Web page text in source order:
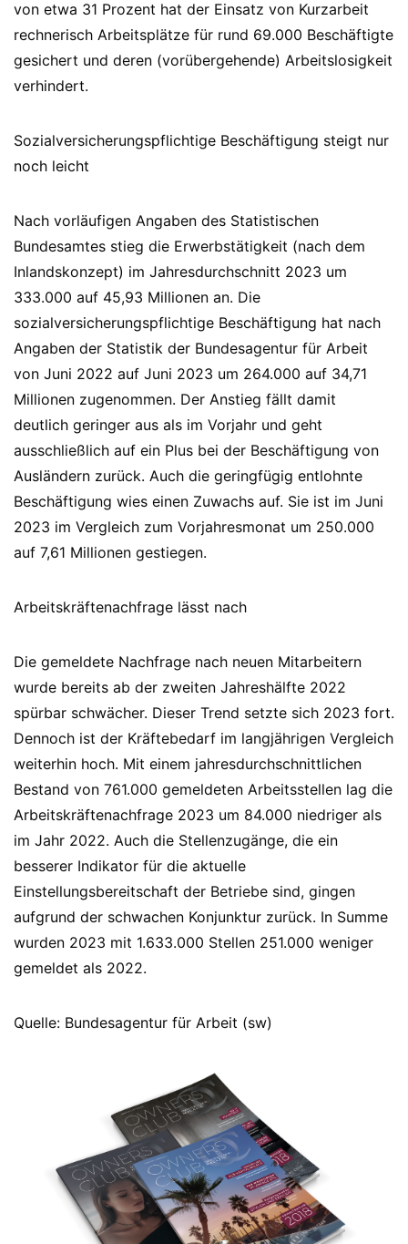
von etwa 31 Prozent hat der Einsatz von Kurzarbeit
rechnerisch Arbeitsplätze für rund 69.000 Beschäftigte
gesichert und deren (vorübergehende) Arbeitslosigkeit
verhindert.
Sozialversicherungspflichtige Beschäftigung steigt nur
noch leicht
Nach vorläufigen Angaben des Statistischen
Bundesamtes stieg die Erwerbstätigkeit (nach dem
Inlandskonzept) im Jahresdurchschnitt 2023 um
333.000 auf 45,93 Millionen an. Die
sozialversicherungspflichtige Beschäftigung hat nach
Angaben der Statistik der Bundesagentur für Arbeit
von Juni 2022 auf Juni 2023 um 264.000 auf 34,71
Millionen zugenommen. Der Anstieg fällt damit
deutlich geringer aus als im Vorjahr und geht
ausschließlich auf ein Plus bei der Beschäftigung von
Ausländern zurück. Auch die geringfügig entlohnte
Beschäftigung wies einen Zuwachs auf. Sie ist im Juni
2023 im Vergleich zum Vorjahresmonat um 250.000
auf 7,61 Millionen gestiegen.
Arbeitskräftenachfrage lässt nach
Die gemeldete Nachfrage nach neuen Mitarbeitern
wurde bereits ab der zweiten Jahreshälfte 2022
spürbar schwächer. Dieser Trend setzte sich 2023 fort.
Dennoch ist der Kräftebedarf im langjährigen Vergleich
weiterhin hoch. Mit einem jahresdurchschnittlichen
Bestand von 761.000 gemeldeten Arbeitsstellen lag die
Arbeitskräftenachfrage 2023 um 84.000 niedriger als
im Jahr 2022. Auch die Stellenzugänge, die ein
besserer Indikator für die aktuelle
Einstellungsbereitschaft der Betriebe sind, gingen
aufgrund der schwachen Konjunktur zurück. In Summe
wurden 2023 mit 1.633.000 Stellen 251.000 weniger
gemeldet als 2022.
Quelle: Bundesagentur für Arbeit (sw)